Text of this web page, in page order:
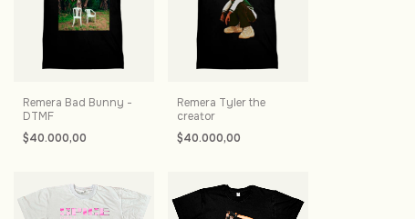
Remera Bad Bunny -
DTMF
$40.000,00
Remera Tyler the
creator
$40.000,00